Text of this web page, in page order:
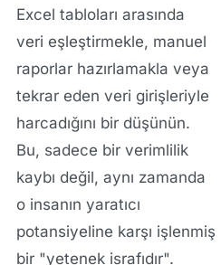
Excel tabloları arasında
veri eşleştirmekle, manuel
raporlar hazırlamakla veya
tekrar eden veri girişleriyle
harcadığını bir düşünün.
Bu, sadece bir verimlilik
kaybı değil, aynı zamanda
o insanın yaratıcı
potansiyeline karşı işlenmiş
bir "yetenek israfıdır".